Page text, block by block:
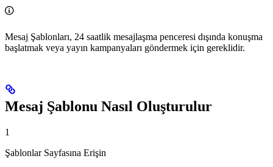
Mesaj Şablonları, 24 saatlik mesajlaşma penceresi dışında konuşma
başlatmak veya yayın kampanyaları göndermek için gereklidir.
Mesaj Şablonu Nasıl Oluşturulur
1
Şablonlar Sayfasına Erişin